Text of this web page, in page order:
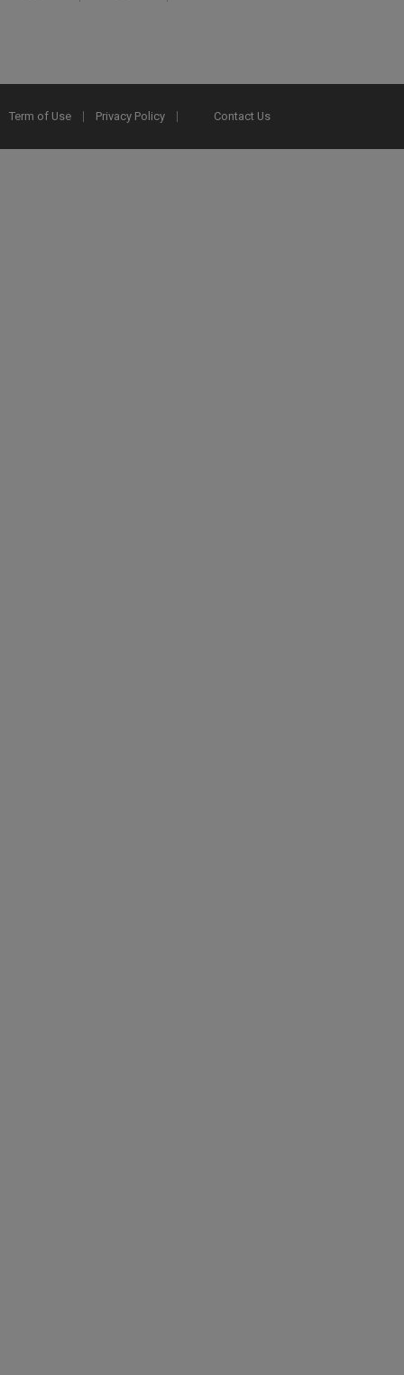
Term of Use Privacy Policy Contact Us